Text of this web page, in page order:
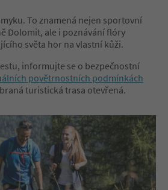
To znamená nejen sportovní
Dolomit, ale i poznávání flóry
světa hor na vlastní kůži.
informujte se o bezpečnostní
povětrnostních podmínkách
turistická trasa otevřená.